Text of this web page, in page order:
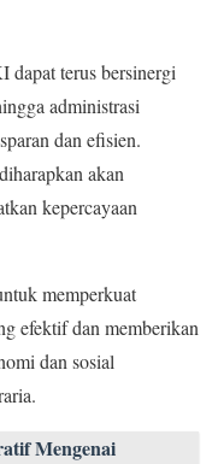
dapat terus bersinergi
administrasi
dan efisien.
akan
kepercayaan
memperkuat
efektif dan memberikan
dan sosial
Mengenai